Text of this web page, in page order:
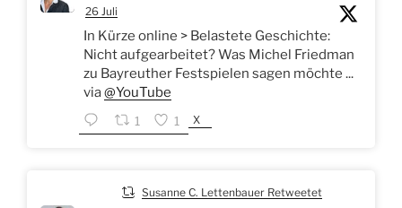
26 Juli
In Kürze online > Belastete Geschichte:
Nicht aufgearbeitet? Was Michel Friedman
zu Bayreuther Festspielen sagen möchte ...
via@YouTube
1 1 X
Susanne C. Lettenbauer Retweetet